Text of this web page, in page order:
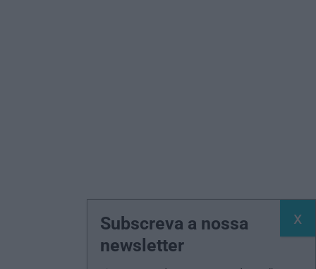
Subscreva a nossa
newsletter